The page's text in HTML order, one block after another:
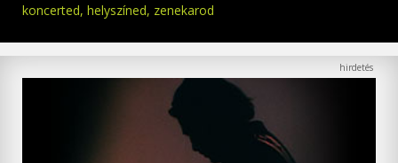
koncerted, helyszíned, zenekarod